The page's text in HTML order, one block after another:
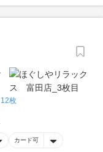
12枚
カード可